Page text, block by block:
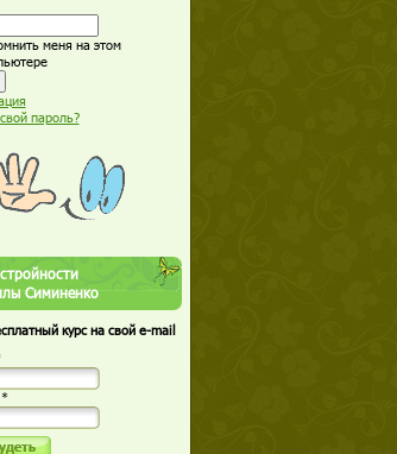
меня на этом
пароль?
Симиненко
курс на свой e-mail
*